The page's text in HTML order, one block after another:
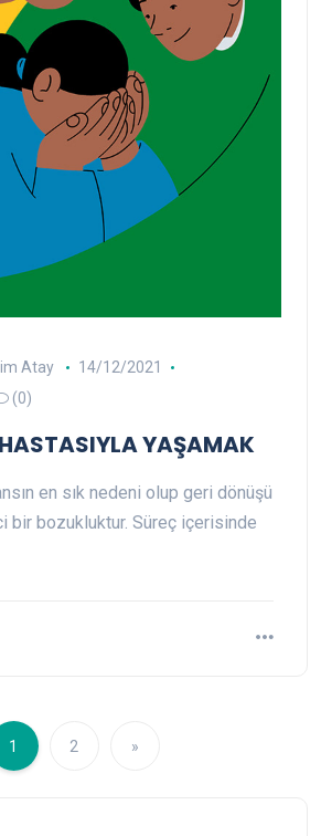
Atay
14/12/2021
(0)
YAŞAMAK
en sık nedeni olup geri dönüşü
bir bozukluktur. Süreç içerisinde
1 2 »